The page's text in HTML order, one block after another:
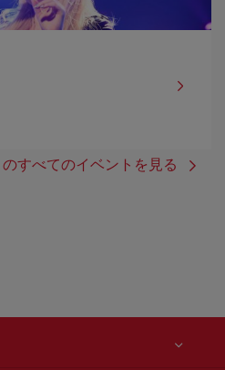
すべてのイベントを見る